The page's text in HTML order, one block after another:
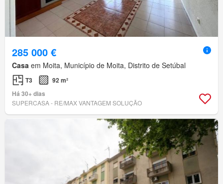
285 000 €
Casa em Moita, Município de Moita, Distrito de Setúbal
T3
92 m²
Há 30+ dias
SUPERCASA - RE/MAX VANTAGEM SOLUÇÃO